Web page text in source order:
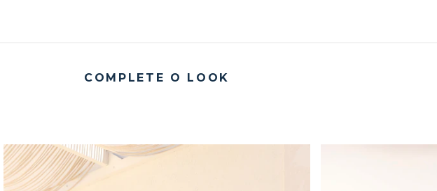
COMPLETE O LOOK